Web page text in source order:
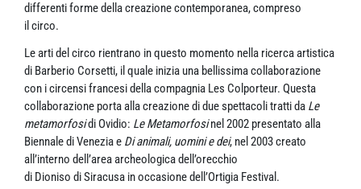
differenti forme della creazione contemporanea, compreso
il circo.
Le arti del circo rientrano in questo momento nella ricerca artistica
di Barberio Corsetti, il quale inizia una bellissima collaborazione
con i circensi francesi della compagnia Les Colporteur. Questa
collaborazione porta alla creazione di due spettacoli tratti da Le
metamorfosidi Ovidio: Le Metamorfosinel 2002 presentato alla
Biennale di Venezia e Di animali, uomini e dei, nel 2003 creato
all’interno dell’area archeologica dell’orecchio
di Dioniso di Siracusa in occasione dell’Ortigia Festival.